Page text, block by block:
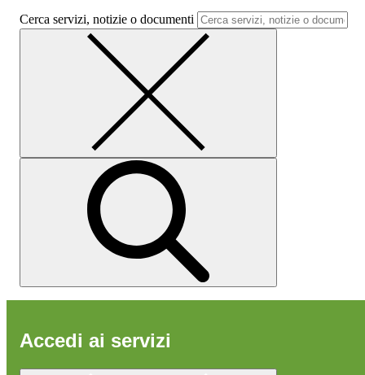
Cerca servizi, notizie o documenti
Accedi ai servizi